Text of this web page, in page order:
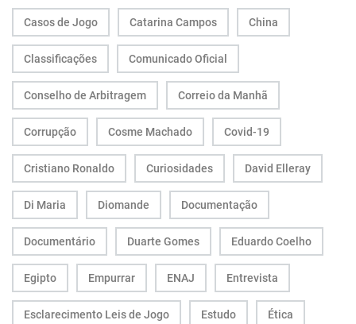
Casos de Jogo Catarina Campos China
Classificações Comunicado Oficial
Conselho de Arbitragem Correio da Manhã
Corrupção Cosme Machado Covid-19
Cristiano Ronaldo Curiosidades David Elleray
Di Maria Diomande Documentação
Documentário Duarte Gomes Eduardo Coelho
Egipto Empurrar ENAJ Entrevista
Esclarecimento Leis de Jogo Estudo Ética